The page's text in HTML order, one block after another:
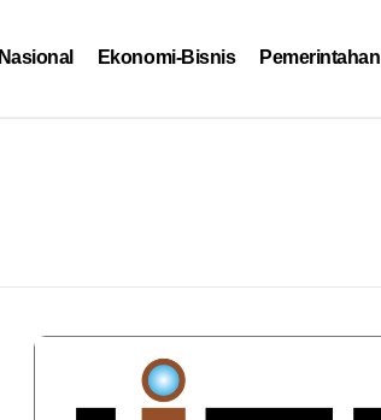
Nasional Ekonomi-Bisnis Pemerintahan